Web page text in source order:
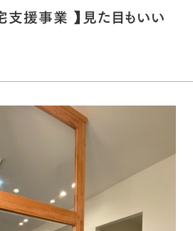
支援事業 】見た目もいい